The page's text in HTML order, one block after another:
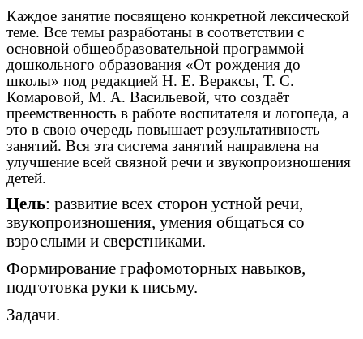
Каждое занятие посвящено конкретной лексической
теме. Все темы разработаны в соответствии с
основной общеобразовательной программой
дошкольного образования «От рождения до
школы» под редакцией Н. Е. Вераксы, Т. С.
Комаровой, М. А. Васильевой, что создаёт
преемственность в работе воспитателя и логопеда, а
это в свою очередь повышает результативность
занятий. Вся эта система занятий направлена на
улучшение всей связной речи и звукопроизношения
детей.
Цель: развитие всех сторон устной речи,
звукопроизношения, умения общаться со
взрослыми и сверстниками.
Формирование графомоторных навыков,
подготовка руки к письму.
Задачи.